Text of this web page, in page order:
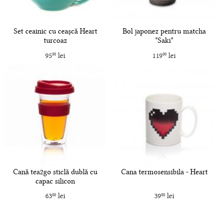
Set ceainic cu ceașcă Heart
turcoaz
9500lei
Bol japonez pentru matcha
"Saki"
11900 lei
Cană tea2go sticlă dublă cu
capac silicon
6300lei
Cana termosensibila - Heart
3900lei